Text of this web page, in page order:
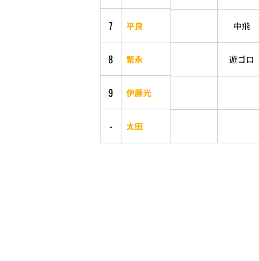
7 平良 中飛
8 繁永 遊ゴロ
9 伊藤光
- 太田